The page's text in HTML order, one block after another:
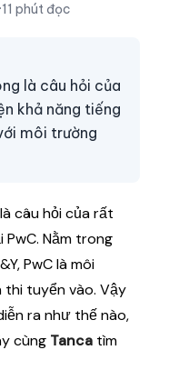
·11 phút đọc
là câu hỏi của
khả năng tiếng
môi trường
là câu hỏi của rất
PwC. Nằm trong
PwC là môi
thi tuyển vào. Vậy
ra như thế nào,
cùng Tanca tìm